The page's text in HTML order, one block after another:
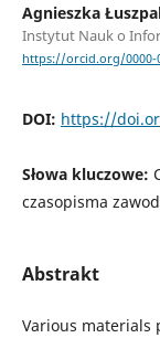
Agnieszka
Instytut Nauk o
https://orcid.org/0000-
DOI: https://
Słowa kluczowe:
czasopisma
Abstrakt
Various materials